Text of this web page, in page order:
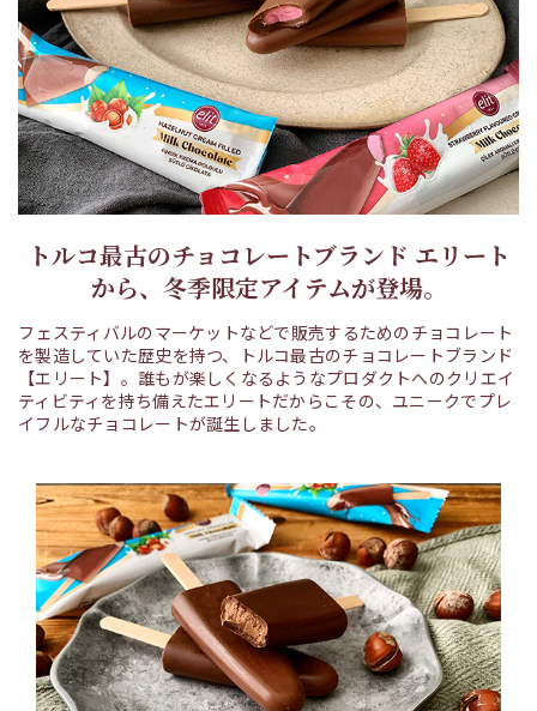
トルコ最古のチョコレートブランド エリート
から、冬季限定アイテムが登場。
フェスティバルのマーケットなどで販売するためのチョコレート
を製造していた歴史を持つ、トルコ最古のチョコレートブランド
【エリート】。誰もが楽しくなるようなプロダクトへのクリエイ
ティビティを持ち備えたエリートだからこその、ユニークでプレ
イフルなチョコレートが誕生しました。